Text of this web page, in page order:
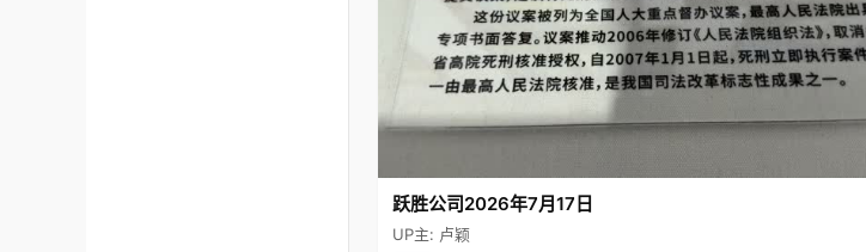
跃胜公司2026年7月17日
UP主: 卢颖